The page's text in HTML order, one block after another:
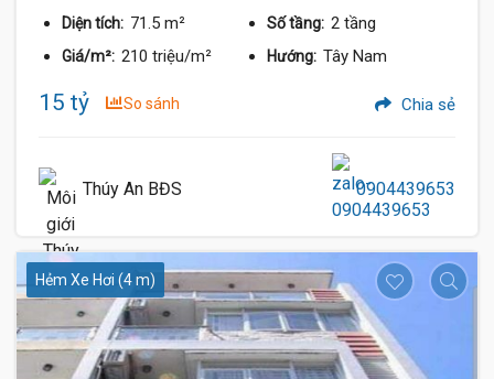
Diện tích: 71.5 m² Số tầng: 2 tầng
Giá/m²: 210 triệu/m² Hướng: Tây Nam
15 tỷ So sánh Chia sẻ
Thúy An BĐS 0904439653
Hẻm Xe Hơi (4 m)